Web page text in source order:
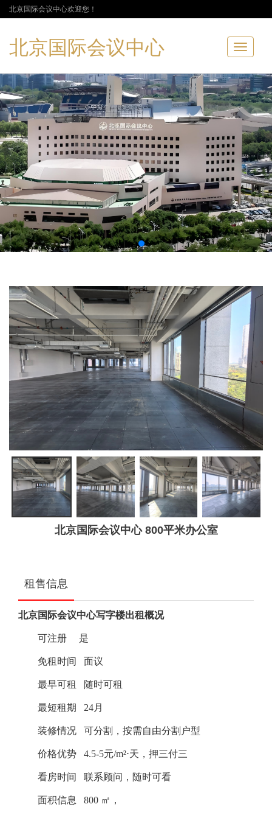
北京国际会议中心欢迎您！
北京国际会议中心
北京国际会议中心 800平米办公室
租售信息
北京国际会议中心写字楼出租概况
可注册 是
免租时间 面议
最早可租 随时可租
最短租期 24月
装修情况 可分割，按需自由分割户型
价格优势 4.5-5元/m²⋅天，押三付三
看房时间 联系顾问，随时可看
面积信息 800 ㎡，